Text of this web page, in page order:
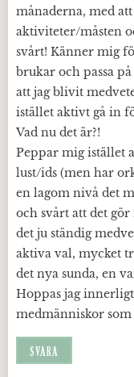
månaderna, med
aktiviteter/måsten
svårt! Känner mig
brukar och passa
att jag blivit
istället aktivt gå in
Vad nu det är?!
Peppar mig istället
lust/ids (men har
en lagom nivå det
och svårt att det
det ju ständig
aktiva val, mycket
det nya sunda, en
Hoppas jag
medmänniskor som
SVARA